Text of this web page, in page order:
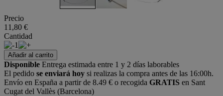
Precio
11,80 €
Cantidad
1
Añadir al carrito
Disponible Entrega estimada entre 1 y 2 días laborables
El pedido se enviará hoy si realizas la compra antes de las 16:00h.
Envío en España a partir de 8.49 € o recogida GRATIS en Sant
Cugat del Vallès (Barcelona)